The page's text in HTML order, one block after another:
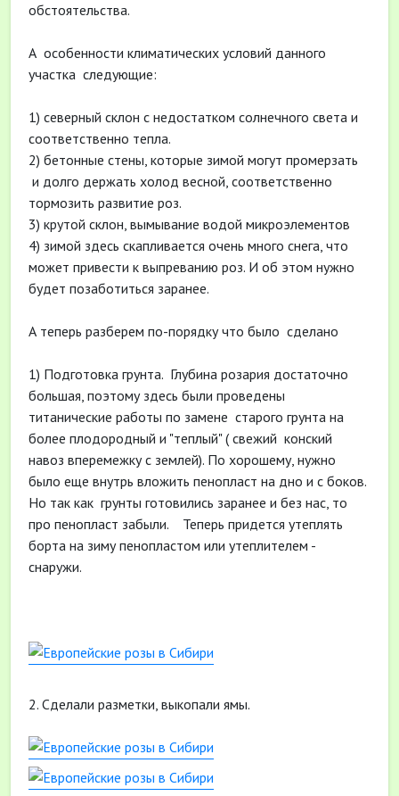
обстоятельства.
А особенности климатических условий данного
участка следующие:
1) северный склон с недостатком солнечного света и
соответственно тепла.
2) бетонные стены, которые зимой могут промерзать
и долго держать холод весной, соответственно
тормозить развитие роз.
3) крутой склон, вымывание водой микроэлементов
4) зимой здесь скапливается очень много снега, что
может привести к выпреванию роз. И об этом нужно
будет позаботиться заранее.
А теперь разберем по-порядку что было сделано
1) Подготовка грунта. Глубина розария достаточно
большая, поэтому здесь были проведены
титанические работы по замене старого грунта на
более плодородный и "теплый" ( свежий конский
навоз вперемежку с землей). По хорошему, нужно
было еще внутрь вложить пенопласт на дно и с боков.
Но так как грунты готовились заранее и без нас, то
про пенопласт забыли. Теперь придется утеплять
борта на зиму пенопластом или утеплителем -
снаружи.
2. Сделали разметки, выкопали ямы.